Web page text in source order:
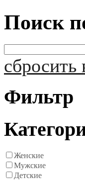
Поиск
сбросить
Фильтр
Женские
Мужские
Детские